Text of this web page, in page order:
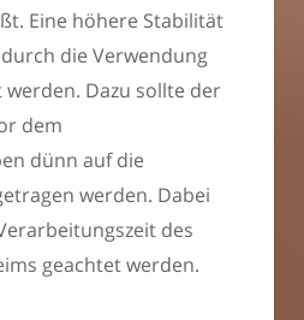
Eine höhere Stabilität
die Verwendung
Dazu sollte der
dem
dünn auf die
werden. Dabei
des
geachtet werden.